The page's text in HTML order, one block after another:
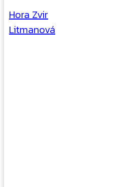
Hora Zvir
Litmanová